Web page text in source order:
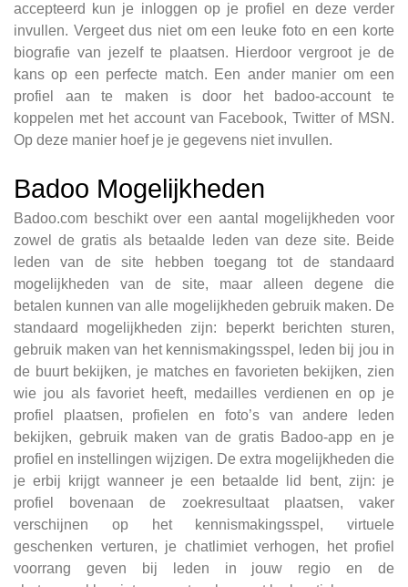
accepteerd kun je inloggen op je profiel en deze verder
invullen. Vergeet dus niet om een leuke foto en een korte
biografie van jezelf te plaatsen. Hierdoor vergroot je de
kans op een perfecte match. Een ander manier om een
profiel aan te maken is door het badoo-account te
koppelen met het account van Facebook, Twitter of MSN.
Op deze manier hoef je je gegevens niet invullen.
Badoo Mogelijkheden
Badoo.com beschikt over een aantal mogelijkheden voor
zowel de gratis als betaalde leden van deze site. Beide
leden van de site hebben toegang tot de standaard
mogelijkheden van de site, maar alleen degene die
betalen kunnen van alle mogelijkheden gebruik maken. De
standaard mogelijkheden zijn: beperkt berichten sturen,
gebruik maken van het kennismakingsspel, leden bij jou in
de buurt bekijken, je matches en favorieten bekijken, zien
wie jou als favoriet heeft, medailles verdienen en op je
profiel plaatsen, profielen en foto’s van andere leden
bekijken, gebruik maken van de gratis Badoo-app en je
profiel en instellingen wijzigen. De extra mogelijkheden die
je erbij krijgt wanneer je een betaalde lid bent, zijn: je
profiel bovenaan de zoekresultaat plaatsen, vaker
verschijnen op het kennismakingsspel, virtuele
geschenken verturen, je chatlimiet verhogen, het profiel
voorrang geven bij leden in jouw regio en de